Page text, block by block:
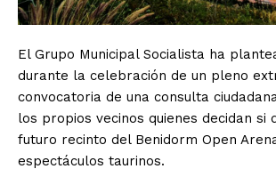
El Grupo Municipal Socialista ha
durante la celebración de un pleno
convocatoria de una consulta
los propios vecinos quienes decidan si
futuro recinto del Benidorm Open
espectáculos taurinos.